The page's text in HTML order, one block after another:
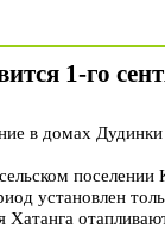
1-го
домах Дудинки
поселении
установлен